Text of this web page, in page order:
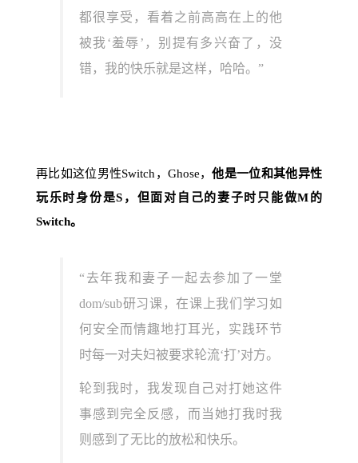
都很享受，看着之前高高在上的他
被我‘羞辱’，别提有多兴奋了，没
错，我的快乐就是这样，哈哈。”
再比如这位男性Switch，Ghose，他是一位和其他异性
玩乐时身份是S，但面对自己的妻子时只能做M的
Switch。
“去年我和妻子一起去参加了一堂
dom/sub研习课，在课上我们学习如
何安全而情趣地打耳光，实践环节
时每一对夫妇被要求轮流‘打’对方。
轮到我时，我发现自己对打她这件
事感到完全反感，而当她打我时我
则感到了无比的放松和快乐。